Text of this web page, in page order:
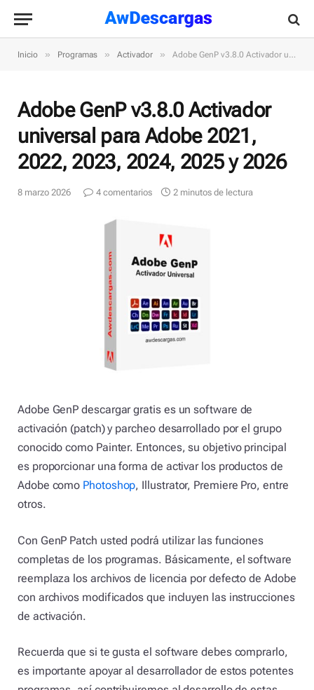
Inicio » Programas » Activador » Adobe GenP v3.8.0 Activador universal para Adobe 2021, 2022, 2023, 2024, 2025 y 2026
Adobe GenP v3.8.0 Activador
universal para Adobe 2021,
2022, 2023, 2024, 2025 y 2026
8 marzo 2026 4 comentarios 2 minutos de lectura
Adobe GenP descargar gratis es un software de
activación (patch) y parcheo desarrollado por el grupo
conocido como Painter. Entonces, su objetivo principal
es proporcionar una forma de activar los productos de
Adobe como Photoshop, Illustrator, Premiere Pro, entre
otros.
Con GenP Patch usted podrá utilizar las funciones
completas de los programas. Básicamente, el software
reemplaza los archivos de licencia por defecto de Adobe
con archivos modificados que incluyen las instrucciones
de activación.
Recuerda que si te gusta el software debes comprarlo,
es importante apoyar al desarrollador de estos potentes